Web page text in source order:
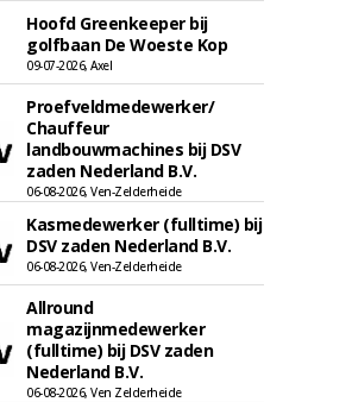
Hoofd Greenkeeper bij
golfbaan De Woeste Kop
09-07-2026, Axel
Proefveldmedewerker/
Chauffeur
landbouwmachines bij DSV
zaden Nederland B.V.
06-08-2026, Ven-Zelderheide
Kasmedewerker (fulltime) bij
DSV zaden Nederland B.V.
06-08-2026, Ven-Zelderheide
Allround
magazijnmedewerker
(fulltime) bij DSV zaden
Nederland B.V.
06-08-2026, Ven Zelderheide